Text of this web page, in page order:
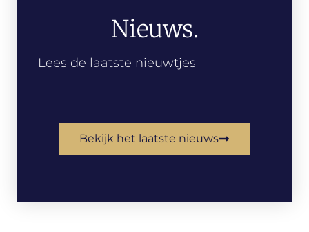
Nieuws.
Lees de laatste nieuwtjes
Bekijk het laatste nieuws